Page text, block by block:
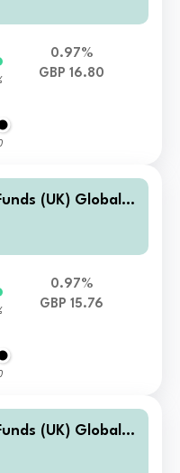
0.97%
GBP 16.80
(UK) Global B
Hedged
0.97%
GBP 15.76
(UK) Global B
Inc